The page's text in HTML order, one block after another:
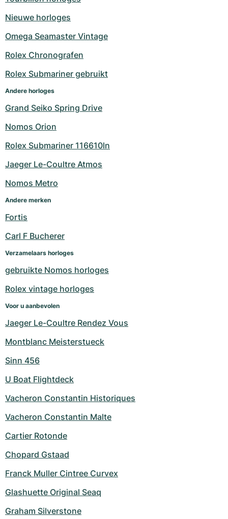
Nieuwe horloges
Omega Seamaster Vintage
Rolex Chronografen
Rolex Submariner gebruikt
Andere horloges
Grand Seiko Spring Drive
Nomos Orion
Rolex Submariner 116610ln
Jaeger Le-Coultre Atmos
Nomos Metro
Andere merken
Fortis
Carl F Bucherer
Verzamelaars horloges
gebruikte Nomos horloges
Rolex vintage horloges
Voor u aanbevolen
Jaeger Le-Coultre Rendez Vous
Montblanc Meisterstueck
Sinn 456
U Boat Flightdeck
Vacheron Constantin Historiques
Vacheron Constantin Malte
Cartier Rotonde
Chopard Gstaad
Franck Muller Cintree Curvex
Glashuette Original Seaq
Graham Silverstone